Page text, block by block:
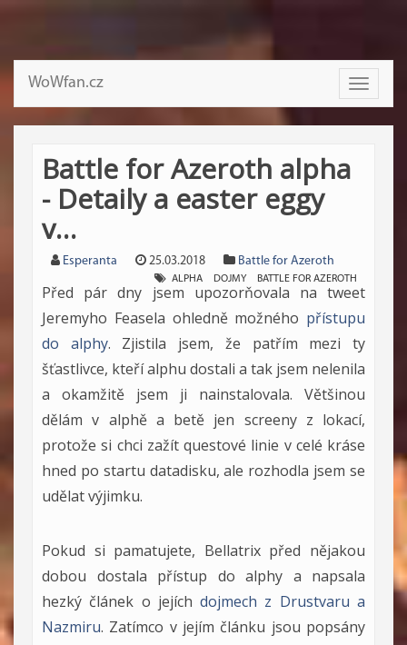
Toggle
WoWfan.cz
Battle for Azeroth alpha
- Detaily a easter eggy
v…
Esperanta 25.03.2018 Battle for Azeroth
ALPHA DOJMY BATTLE FOR AZEROTH
Před pár dny jsem upozorňovala na tweet
Jeremyho Feasela ohledně možného přístupu
do alphy. Zjistila jsem, že patřím mezi ty
šťastlivce, kteří alphu dostali a tak jsem nelenila
a okamžitě jsem ji nainstalovala. Většinou
dělám v alphě a betě jen screeny z lokací,
protože si chci zažít questové linie v celé kráse
hned po startu datadisku, ale rozhodla jsem se
udělat výjimku.
Pokud si pamatujete, Bellatrix před nějakou
dobou dostala přístup do alphy a napsala
hezký článek o jejíchdojmech z Drustvaru a
Nazmiru. Zatímco v jejím článku jsou popsány